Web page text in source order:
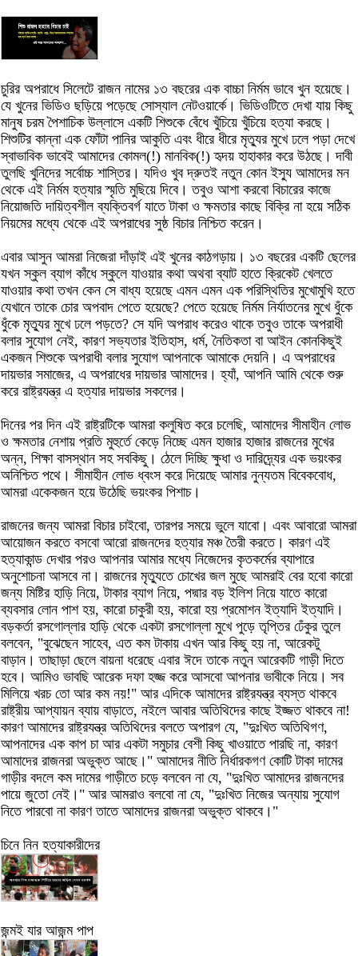
চুরির অপরাধে সিলেটে রাজন নামের ১৩ বছরের এক বাচ্চা নির্মম ভাবে খুন হয়েছে।
যে খুনের ভিডিও ছড়িয়ে পড়েছে সোস্যাল নেটওয়ার্কে। ভিডিওটিতে দেখা যায় কিছু
মানুষ চরম পৈশাচিক উল্লাসে একটি শিশুকে বেঁধে খুঁচিয়ে খুঁচিয়ে হত্যা করছে।
শিশুটির কান্না এক ফোঁটা পানির আকুতি এবং ধীরে ধীরে মৃত্যুর মুখে ঢলে পড়া দেখে
স্বাভাবিক ভাবেই আমাদের কোমল(!) মানবিক(!) হৃদয় হাহাকার করে উঠছে। দাবী
তুলছি খুনিদের সর্বোচ্চ শাস্তির। যদিও খুব দ্রুতই নতুন কোন ইস্যু আমাদের মন
থেকে এই নির্মম হত্যার স্মৃতি মুছিয়ে দিবে। তবুও আশা করবো বিচারের কাজে
নিয়োজতি দায়িত্বশীল ব্যক্তিবর্গ যাতে টাকা ও ক্ষমতার কাছে বিক্রি না হয়ে সঠিক
নিয়মের মধ্যে থেকে এই অপরাধের সুষ্ঠ বিচার নিশ্চিত করেন।
এবার আসুন আমরা নিজেরা দাঁড়াই এই খুনের কাঠগড়ায়। ১৩ বছরের একটি ছেলের
যখন স্কুল ব্যাগ কাঁধে স্কুলে যাওয়ার কথা অথবা ব্যাট হাতে ক্রিকেট খেলতে
যাওয়ার কথা তখন কেন সে বাধ্য হয়েছে এমন এমন এক পরিস্থিতির মুখোমুখি হতে
যেখানে তাকে চোর অপবাদ পেতে হয়েছে? পেতে হয়েছে নির্মম নির্যাতনের মুখে ধুঁকে
ধুঁকে মৃত্যুর মুখে ঢলে পড়তে? সে যদি অপরাধ করেও থাকে তবুও তাকে অপরাধী
বলার সুযোগ নেই, কারণ সভ্যতার ইতিহাস, ধর্ম, নৈতিকতা বা আইন কোনকিছুই
একজন শিশুকে অপরাধী বলার সুযোগ আপনাকে আমাকে দেয়নি। এ অপরাধের
দায়ভার সমাজের, এ অপরাধের দায়ভার আমাদের। হ্যাঁ, আপনি আমি থেকে শুরু
করে রাষ্ট্রযন্ত্র এ হত্যার দায়ভার সকলের।
দিনের পর দিন এই রাষ্ট্রটিকে আমরা কলুষিত করে চলেছি, আমাদের সীমাহীন লোভ
ও ক্ষমতার নেশায় প্রতি মুহুর্তে কেড়ে নিচ্ছে এমন হাজার হাজার রাজনের মুখের
অন্ন, শিক্ষা বাসস্থান সহ সবকিছু। ঠেলে দিচ্ছি ক্ষুধা ও দারিদ্র্যের এক ভয়ংকর
অনিশ্চিত পথে। সীমাহীন লোভ ধ্বংস করে দিয়েছে আমার নুন্যতম বিবেকবোধ,
আমরা একেকজন হয়ে উঠেছি ভয়ংকর পিশাচ।
রাজনের জন্য আমরা বিচার চাইবো, তারপর সময়ে ভুলে যাবো। এবং আবারো আমরা
আয়োজন করতে বসবো আরো রাজনদের হত্যার মঞ্চ তৈরী করতে। কারণ এই
হত্যাকান্ড দেখার পরও আপনার আমার মধ্যে নিজেদের কৃতকর্মের ব্যাপারে
অনুশোচনা আসবে না। রাজনের মৃত্যুতে চোখের জল মুছে আমরাই বের হবো কারো
জন্য মিষ্টির হাড়ি নিয়ে, টাকার ব্যাগ নিয়ে, পদ্মার বড় ইলিশ নিয়ে যাতে কারো
ব্যবসার লোন পাশ হয়, কারো চাকুরী হয়, কারো হয় প্রমোশন ইত্যাদি ইত্যাদি।
বড়কর্তা রসগোল্লার হাড়ি থেকে একটা রসগোল্লা মুখে পুড়ে তৃপ্তির ঢেঁকুর তুলে
বলবেন, "বুঝেছেন সাহেব, এত কম টাকায় এখন আর কিছু হয় না, আরেকটু
বাড়ান। তাছাড়া ছেলে বায়না ধরেছে এবার ঈদে তাকে নতুন আরেকটি গাড়ী দিতে
হবে। আমিও ভাবছি আরেক দফা হজ্জ করে আসবো আপনার ভাবীকে নিয়ে। সব
মিলিয়ে খরচ তো আর কম নয়!" আর এদিকে আমাদের রাষ্ট্রযন্ত্র ব্যস্ত থাকবে
রাষ্ট্রীয় আপ্যায়ন ব্যায় বাড়াতে, নইলে আবার অতিথিদের কাছে ইজ্জত থাকবে না!
কারণ আমাদের রাষ্ট্রযন্ত্র অতিথিদের বলতে অপারগ যে, "দুঃখিত অতিথিগণ,
আপনাদের এক কাপ চা আর একটা সমুচার বেশী কিছু খাওয়াতে পারছি না, কারণ
আমাদের রাজনরা অভুক্ত আছে।" আমাদের নীতি নির্ধারকগণ কোটি টাকা দামের
গাড়ীর বদলে কম দামের গাড়ীতে চড়ে বলবেন না যে, "দুঃখিত আমাদের রাজনদের
পায়ে জুতো নেই।" আর আমরাও বলবো না যে, "দুঃখিত নিজের অন্যায় সুযোগ
নিতে পারবো না কারণ তাতে আমাদের রাজনরা অভুক্ত থাকবে।"
চিনে নিন হত্যাকারীদের
জন্মই যার আজন্ম পাপ